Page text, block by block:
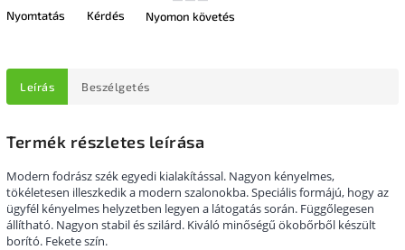
Nyomtatás Kérdés Nyomon követés
Leírás Beszélgetés
Termék részletes leírása
Modern fodrász szék egyedi kialakítással. Nagyon kényelmes,
tökéletesen illeszkedik a modern szalonokba. Speciális formájú, hogy az
ügyfél kényelmes helyzetben legyen a látogatás során. Függőlegesen
állítható. Nagyon stabil és szilárd. Kiváló minőségű ökobőrből készült
borító. Fekete szín.